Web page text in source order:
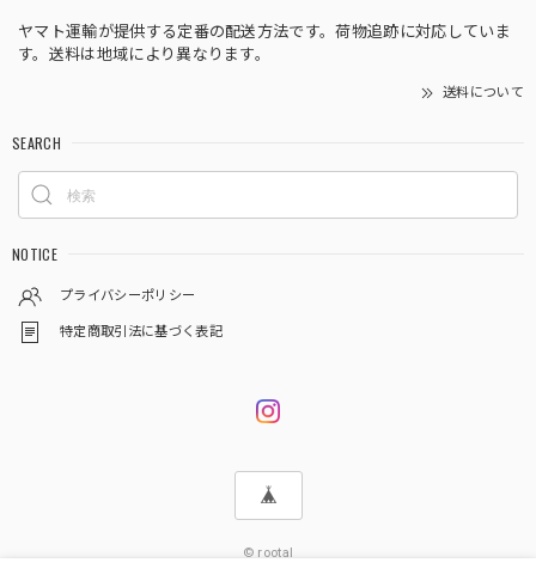
ヤマト運輸が提供する定番の配送方法です。荷物追跡に対応していま
す。送料は地域により異なります。
送料について
SEARCH
NOTICE
プライバシーポリシー
特定商取引法に基づく表記
© rootal